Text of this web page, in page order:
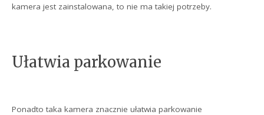
kamera jest zainstalowana, to nie ma takiej potrzeby.
Ułatwia parkowanie
Ponadto taka kamera znacznie ułatwia parkowanie